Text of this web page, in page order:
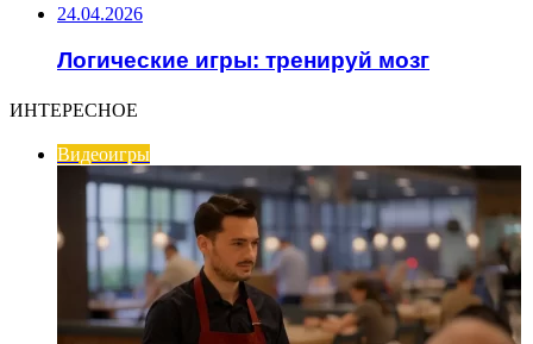
24.04.2026
Логические игры: тренируй мозг
ИНТЕРЕСНОЕ
Видеоигры